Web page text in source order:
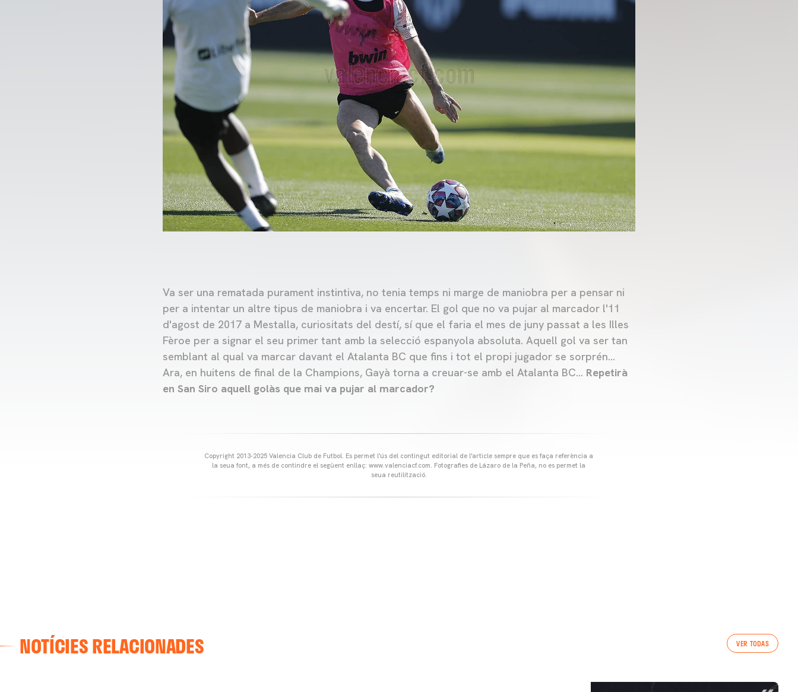
Va ser una rematada purament instintiva, no tenia temps ni marge de maniobra per a pensar ni
per a intentar un altre tipus de maniobra i va encertar. El gol que no va pujar al marcador l'11
d'agost de 2017 a Mestalla, curiositats del destí, sí que el faria el mes de juny passat a les Illes
Fèroe per a signar el seu primer tant amb la selecció espanyola absoluta. Aquell gol va ser tan
semblant al qual va marcar davant el Atalanta BC que fins i tot el propi jugador se sorprén...
Ara, en huitens de final de la Champions, Gayà torna a creuar-se amb el Atalanta BC… Repetirà
en San Siro aquell golàs que mai va pujar al marcador?
Copyright 2013-2025 Valencia Club de Futbol. Es permet l'ús del contingut editorial de l'article sempre que es faça referència a
la seua font, a més de contindre el següent enllaç: www.valenciacf.com. Fotografies de Lázaro de la Peña, no es permet la
seua reutilització.
NOTÍCIES RELACIONADES VER TODAS
VALENCIA CF
ENTRENAMENT DEL VALENCIA CF 04/03/26